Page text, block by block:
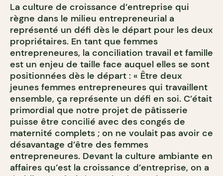
La culture de croissance d’entreprise qui
règne dans le milieu entrepreneurial a
représenté un défi dès le départ pour les deux
propriétaires. En tant que femmes
entrepreneures, la conciliation travail et famille
est un enjeu de taille face auquel elles se sont
positionnées dès le départ : « Être deux
jeunes femmes entrepreneures qui travaillent
ensemble, ça représente un défi en soi. C’était
primordial que notre projet de pâtisserie
puisse être concilié avec des congés de
maternité complets ; on ne voulait pas avoir ce
désavantage d’être des femmes
entrepreneures. Devant la culture ambiante en
affaires qu’est la croissance d’entreprise, on a